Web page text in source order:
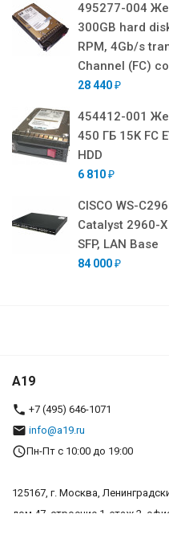
495277-004
300GB hard
RPM, 4Gb/s
Channel (FC)
28 440 ₽
454412-001
450 ГБ 15K FC
HDD
6 810 ₽
CISCO WS-
Catalyst 2960-
SFP, LAN Base
84 000 ₽
A19
+7 (495) 646-1071
info@a19.ru
Пн-Пт с 10:00 до 19:00
125167, г. Москва,
дом 47, строение 1, этаж 2,